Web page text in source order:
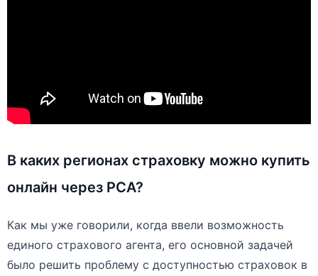
В каких регионах страховку можно купить
онлайн через РСА?
Как мы уже говорили, когда ввели возможность
единого страхового агента, его основной задачей
было решить проблему с доступностью страховок в